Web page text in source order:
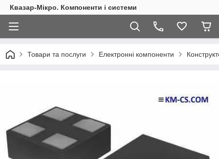
Квазар-Мікро. Компоненти і системи
Товари та послуги Електронні компоненти